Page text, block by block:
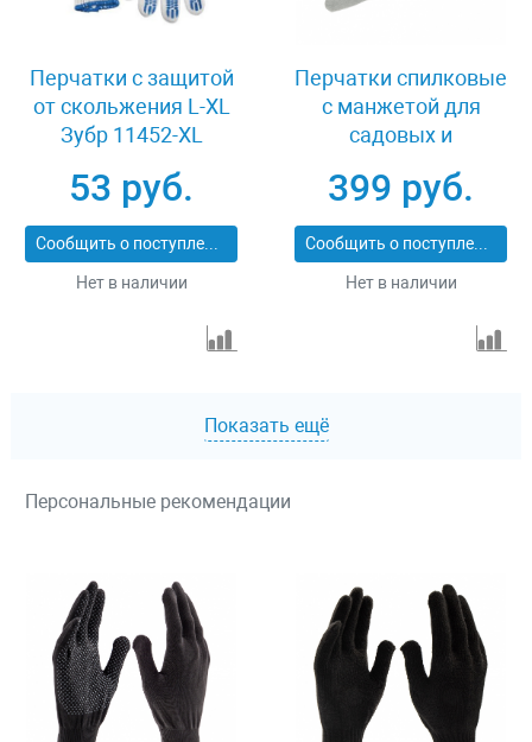
Перчатки с защитой
от скольжения L-XL
Зубр 11452-XL
53 руб.
Сообщить о поступлении
Нет в наличии
Перчатки спилковые
с манжетой для
садовых и
размер XL, Сибртех
679042
399 руб.
Сообщить о поступлении
Нет в наличии
Показать ещё
Персональные рекомендации